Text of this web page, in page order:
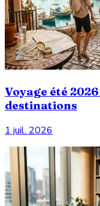
Voyage été
destinations
1 juil. 2026